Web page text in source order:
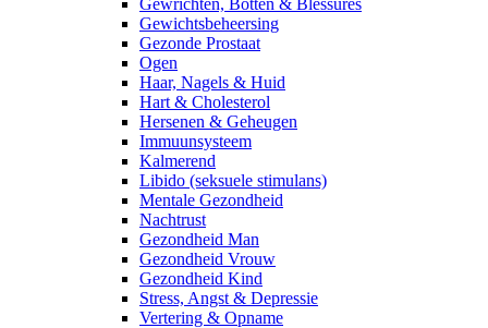
Gewichtsbeheersing
Gezonde Prostaat
Ogen
Haar, Nagels & Huid
Hart & Cholesterol
Hersenen & Geheugen
Immuunsysteem
Kalmerend
Libido (seksuele stimulans)
Mentale Gezondheid
Nachtrust
Gezondheid Man
Gezondheid Vrouw
Gezondheid Kind
Stress, Angst & Depressie
Vertering & Opname